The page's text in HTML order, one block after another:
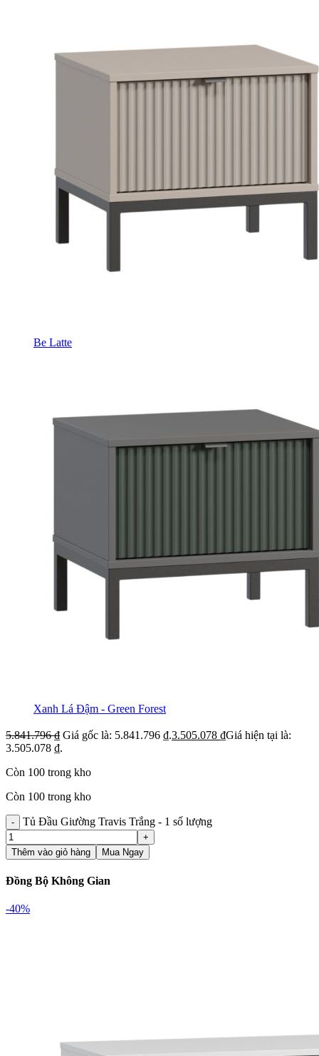
Be Latte
Xanh Lá Đậm - Green Forest
5.841.796₫ Giá gốc là: 5.841.796 ₫.3.505.078 ₫Giá hiện tại là:
3.505.078 ₫.
Còn 100 trong kho
Còn 100 trong kho
Tủ Đầu Giường Travis Trắng - 1 số lượng
Thêm vào giỏ hàng Mua Ngay
Đồng Bộ Không Gian
-40%